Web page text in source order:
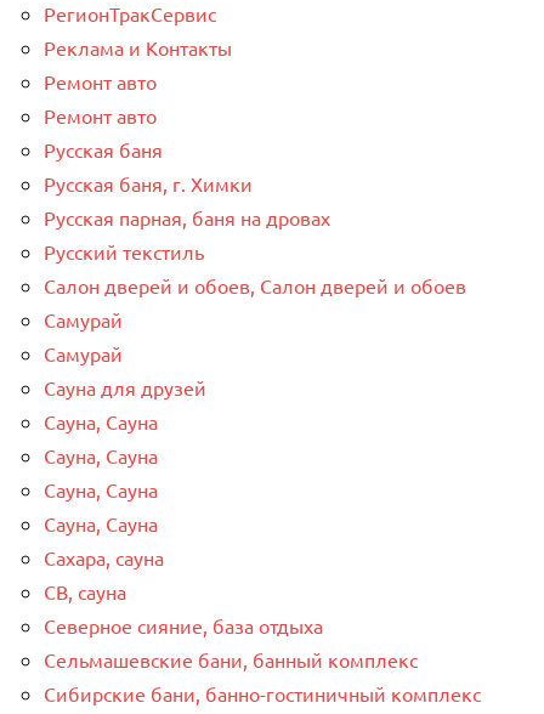
РегионТракСервис
Реклама и Контакты
Ремонт авто
Ремонт авто
Русская баня
Русская баня, г. Химки
Русская парная, баня на дровах
Русский текстиль
Салон дверей и обоев, Салон дверей и обоев
Самурай
Самурай
Сауна для друзей
Сауна, Сауна
Сауна, Сауна
Сауна, Сауна
Сауна, Сауна
Сахара, сауна
СВ, сауна
Северное сияние, база отдыха
Сельмашевские бани, банный комплекс
Сибирские бани, банно-гостиничный комплекс